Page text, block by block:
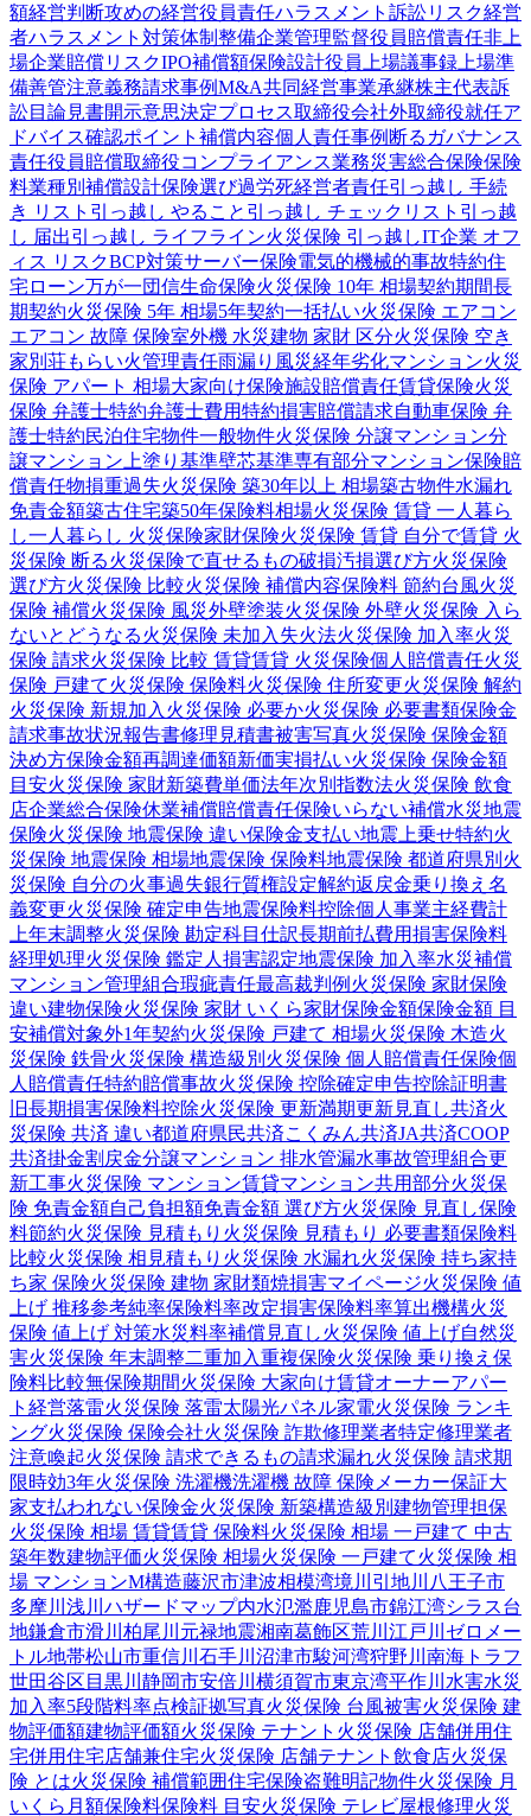
額経営判断攻めの経営役員責任ハラスメント 訴訟リスク経営
者ハラスメント対策体制整備企業管理監督役員賠償責任非上
場企業賠償リスクIPO補償額保険設計役員 上場議事録 上場準
備善管注意義務請求事例M&A共同経営事業承継株主代表訴
訟目論見書開示意思決定プロセス取締役会社外取締役就任ア
ドバイス確認ポイント 補償内容個人責任事例 断る ガバナンス
責任役員賠償取締役コンプライアンス業務災害総合保険保険
料業種別 補償設計保険選び過労死経営者責任引っ越し 手続
き リスト 引っ越し やること 引っ越し チェックリスト 引っ越
し 届出引っ越し ライフライン火災保険 引っ越しIT企業 オフ
ィス リスクBCP対策サーバー保険電気的機械的事故特約住
宅ローン万が一団信生命保険火災保険 10年 相場契約期間長
期契約火災保険 5年 相場5年契約一括払い火災保険 エアコン
エアコン 故障 保険室外機 水災建物 家財 区分火災保険 空き
家別荘もらい火管理責任雨漏り 風災経年劣化マンション火災
保険 アパート 相場大家向け保険施設賠償責任賃貸保険火災
保険 弁護士特約弁護士費用特約損害賠償請求自動車保険 弁
護士特約民泊住宅物件一般物件火災保険 分譲マンション分
譲マンション 上塗り基準壁芯基準専有部分マンション保険賠
償責任物損重過失火災保険 築30年以上 相場築古物件水漏れ
免責金額築古住宅築50年保険料相場火災保険 賃貸 一人暮ら
し一人暮らし 火災保険家財保険火災保険 賃貸 自分で賃貸 火
災保険 断る火災保険で直せるもの破損汚損選び方火災保険
選び方火災保険 比較火災保険 補償内容保険料 節約台風火災
保険 補償火災保険 風災外壁塗装火災保険 外壁火災保険 入ら
ないとどうなる火災保険 未加入 失火法火災保険 加入率火災
保険 請求火災保険 比較 賃貸賃貸 火災保険個人賠償責任火災
保険 戸建て火災保険 保険料火災保険 住所変更火災保険 解約
火災保険 新規加入 火災保険 必要か火災保険 必要書類保険金
請求事故状況報告書修理見積書被害写真火災保険 保険金額
決め方保険金額再調達価額新価実損払い火災保険 保険金額
目安火災保険 家財新築費単価法年次別指数法火災保険 飲食
店企業総合保険休業補償賠償責任保険いらない補償水災地震
保険火災保険 地震保険 違い保険金支払い地震上乗せ特約火
災保険 地震保険 相場地震保険 保険料地震保険 都道府県別 火
災保険 自分の火事過失銀行質権設定解約返戻金乗り換え 名
義変更火災保険 確定申告地震保険料控除個人事業主経費計
上年末調整火災保険 勘定科目 仕訳長期前払費用損害保険料
経理処理火災保険 鑑定人 損害認定地震保険 加入率水災補償
マンション管理組合瑕疵責任最高裁判例 火災保険 家財保険
違い建物保険火災保険 家財 いくら家財保険金額保険金額 目
安補償対象外1年契約火災保険 戸建て 相場火災保険 木造火
災保険 鉄骨火災保険 構造級別 火災保険 個人賠償責任保険個
人賠償責任特約賠償事故火災保険 控除確定申告控除証明書
旧長期損害保険料控除火災保険 更新満期更新見直し共済火
災保険 共済 違い都道府県民共済こくみん共済JA共済COOP
共済掛金割戻金分譲マンション 排水管漏水事故管理組合更
新工事火災保険 マンション賃貸マンション共用部分火災保
険 免責金額自己負担額免責金額 選び方火災保険 見直し保険
料節約火災保険 見積もり 火災保険 見積もり 必要書類保険料
比較火災保険 相見積もり 火災保険 水漏れ火災保険 持ち家持
ち家 保険火災保険 建物 家財類焼損害マイページ火災保険 値
上げ 推移参考純率保険料率改定損害保険料率算出機構火災
保険 値上げ 対策水災料率補償見直し火災保険 値上げ自然災
害火災保険 年末調整二重加入重複保険火災保険 乗り換え 保
険料比較無保険期間火災保険 大家向け賃貸オーナーアパー
ト経営落雷火災保険 落雷太陽光パネル家電火災保険 ランキ
ング火災保険 保険会社火災保険 詐欺修理業者特定修理業者
注意喚起火災保険 請求できるもの請求漏れ火災保険 請求期
限時効3年火災保険 洗濯機洗濯機 故障 保険 メーカー保証大
家支払われない保険金火災保険 新築構造級別 建物管理担保
火災保険 相場 賃貸賃貸 保険料火災保険 相場 一戸建て 中古
築年数建物評価火災保険 相場火災保険 一戸建て火災保険 相
場 マンションM構造藤沢市津波相模湾境川 引地川
八王子市
多摩川 浅川 ハザードマップ内水氾濫鹿児島市錦江湾シラス台
地鎌倉市滑川 柏尾川 元禄地震湘南葛飾区荒川 江戸川 ゼロメー
トル地帯松山市重信川 石手川 沼津市駿河湾狩野川 南海トラフ
世田谷区 目黒川 静岡市安倍川 横須賀市東京湾平作川 水害水災
加入率5段階料率点検証拠写真火災保険 台風被害火災保険 建
物評価額建物評価額火災保険 テナント 火災保険 店舗併用住
宅併用住宅店舗兼住宅火災保険 店舗テナント 飲食店火災保
険 とは火災保険 補償範囲住宅保険盗難明記物件火災保険 月
いくら 月額保険料保険料 目安火災保険 テレビ屋根修理火災